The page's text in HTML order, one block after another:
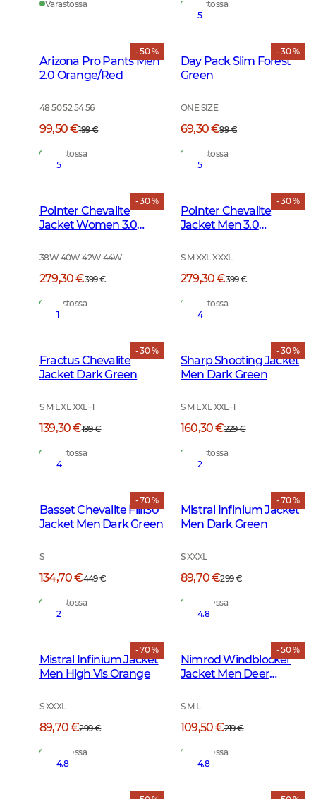
Varastossa Varastossa
- 50 %
Arizona Pro Pants Men
2.0 Orange/Red
48 50 52 54 56
99,50 €199 €
Varastossa
- 30 %
5
Day Pack Slim Forest
Green
ONE SIZE
69,30 €99 €
Varastossa
- 30 %
5
Pointer Chevalite
Jacket Women 3.0
38W 40W 42W 44W
279,30 €399 €
Varastossa
- 30 %
5
Pointer Chevalite
Jacket Men 3.0
S M XXL XXXL
279,30 €399 €
Varastossa
- 30 %
1
Fractus Chevalite
Jacket Dark Green
S M L XL XXL+1
139,30 €199 €
Varastossa
- 30 %
4
Sharp Shooting Jacket
Men Dark Green
S M L XL XXL+1
160,30 €229 €
Varastossa
- 70 %
4
Basset Chevalite Fill130
Jacket Men Dark Green
S
134,70 €449 €
Varastossa
- 70 %
2
Mistral Infinium Jacket
Men Dark Green
S XXXL
89,70 €299 €
Varastossa
- 70 %
2
Mistral Infinium Jacket
Men High Vis Orange
S XXXL
89,70 €299 €
Varastossa
- 50 %
4.8
Nimrod Windblocker
Jacket Men Deer
S M L
109,50 €219 €
Varastossa
4.8 4.8